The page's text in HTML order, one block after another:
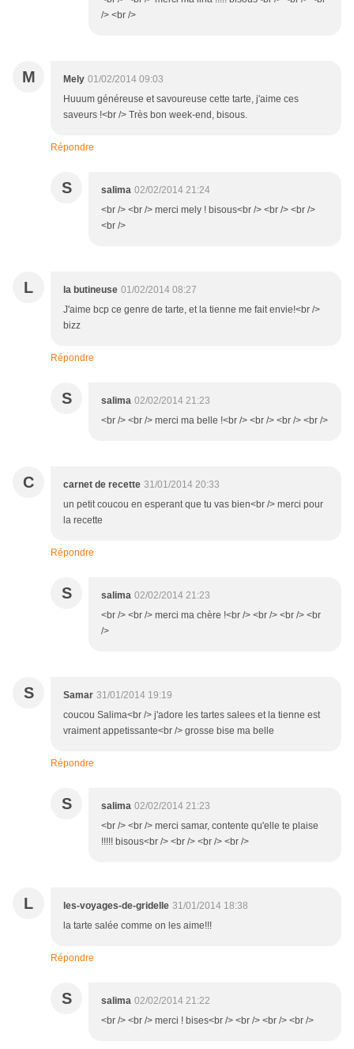
/> <br />
M Mely 01/02/2014 09:03
Huuum généreuse et savoureuse cette tarte, j'aime ces
saveurs !<br /> Très bon week-end, bisous.
Répondre
S salima 02/02/2014 21:24
<br /> <br /> merci mely ! bisous<br /> <br /> <br />
<br />
L la butineuse 01/02/2014 08:27
J'aime bcp ce genre de tarte, et la tienne me fait envie!<br />
bizz
Répondre
S salima 02/02/2014 21:23
<br /> <br /> merci ma belle !<br /> <br /> <br /> <br />
C carnet de recette 31/01/2014 20:33
un petit coucou en esperant que tu vas bien<br /> merci pour
la recette
Répondre
S salima 02/02/2014 21:23
<br /> <br /> merci ma chère !<br /> <br /> <br /> <br
/>
S Samar 31/01/2014 19:19
coucou Salima<br /> j'adore les tartes salees et la tienne est
vraiment appetissante<br /> grosse bise ma belle
Répondre
S salima 02/02/2014 21:23
<br /> <br /> merci samar, contente qu'elle te plaise
!!!!! bisous<br /> <br /> <br /> <br />
L les-voyages-de-gridelle 31/01/2014 18:38
la tarte salée comme on les aime!!!
Répondre
S salima 02/02/2014 21:22
<br /> <br /> merci ! bises<br /> <br /> <br /> <br />